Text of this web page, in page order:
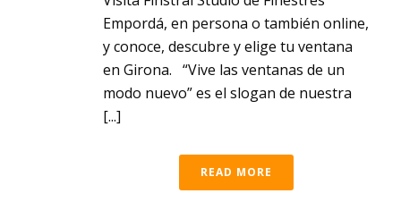
Empordá, en persona o también online,
y conoce, descubre y elige tu ventana
en Girona. “Vive las ventanas de un
modo nuevo” es el slogan de nuestra
[...]
READ MORE